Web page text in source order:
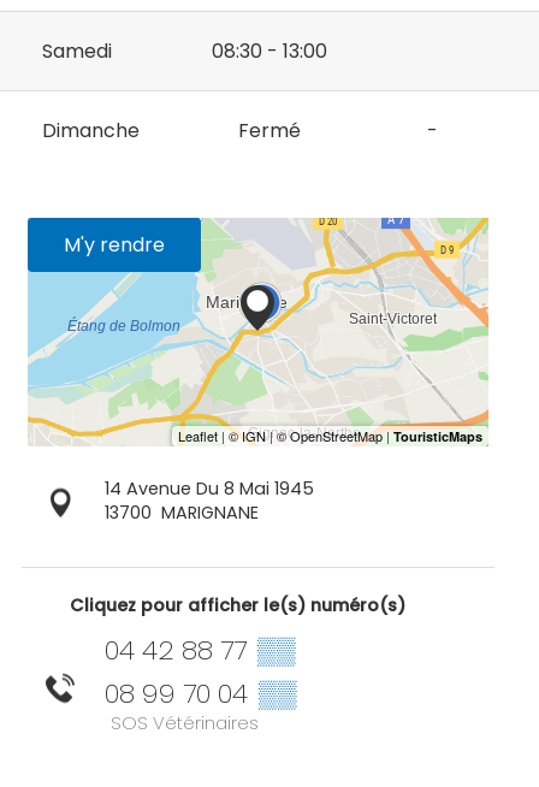
Samedi 08:30 - 13:00
Dimanche Fermé -
M'y rendre
14 Avenue Du 8 Mai 1945
13700 MARIGNANE
Cliquez pour afficher le(s) numéro(s)
04 42 88 77 ▒▒
08 99 70 04 ▒▒
SOS Vétérinaires